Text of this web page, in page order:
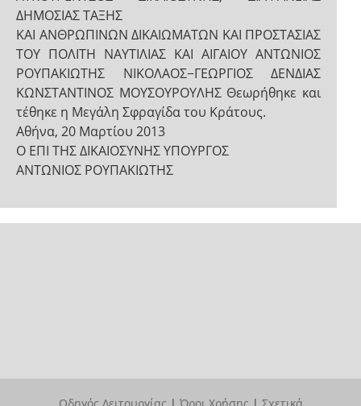
ΔΗΜΟΣΙΑΣ ΤΑΞΗΣ
ΚΑΙ ΑΝΘΡΩΠΙΝΩΝ ΔΙΚΑΙΩΜΑΤΩΝ ΚΑΙ ΠΡΟΣΤΑΣΙΑΣ
ΤΟΥ ΠΟΛΙΤΗ ΝΑΥΤΙΛΙΑΣ ΚΑΙ ΑΙΓΑΙΟΥ ΑΝΤΩΝΙΟΣ
ΡΟΥΠΑΚΙΩΤΗΣ ΝΙΚΟΛΑΟΣ−ΓΕΩΡΓΙΟΣ ΔΕΝΔΙΑΣ
ΚΩΝΣΤΑΝΤΙΝΟΣ ΜΟΥΣΟΥΡΟΥΛΗΣ Θεωρήθηκε και
τέθηκε η Μεγάλη Σφραγίδα του Κράτους.
Αθήνα, 20 Μαρτίου 2013
Ο ΕΠΙ ΤΗΣ ΔΙΚΑΙΟΣΥΝΗΣ ΥΠΟΥΡΓΟΣ
ΑΝΤΩΝΙΟΣ ΡΟΥΠΑΚΙΩΤΗΣ